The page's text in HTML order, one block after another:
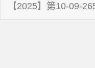
【2025】第10-09-